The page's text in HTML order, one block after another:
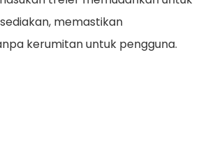
memastikan
kerumitan untuk pengguna.